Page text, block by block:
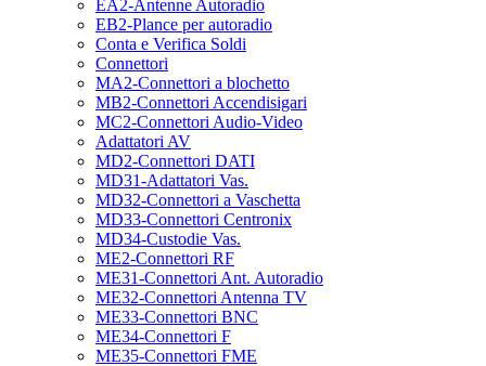
EA2-Antenne Autoradio
EB2-Plance per autoradio
Conta e Verifica Soldi
Connettori
MA2-Connettori a blochetto
MB2-Connettori Accendisigari
MC2-Connettori Audio-Video
Adattatori AV
MD2-Connettori DATI
MD31-Adattatori Vas.
MD32-Connettori a Vaschetta
MD33-Connettori Centronix
MD34-Custodie Vas.
ME2-Connettori RF
ME31-Connettori Ant. Autoradio
ME32-Connettori Antenna TV
ME33-Connettori BNC
ME34-Connettori F
ME35-Connettori FME